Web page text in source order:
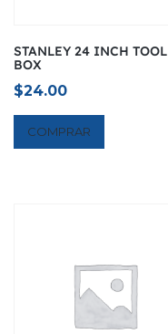
STANLEY 24 INCH TOOL
BOX
$24.00
COMPRAR